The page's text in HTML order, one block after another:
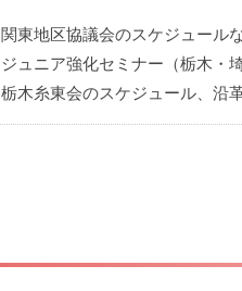
関東地区協議会のスケジュール
ジュニア強化セミナー（栃木・
栃木糸東会のスケジュール、沿